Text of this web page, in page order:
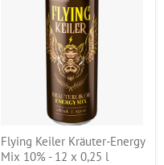
Flying Keiler Kräuter-Energy
Mix 10% - 12 x 0,25 l